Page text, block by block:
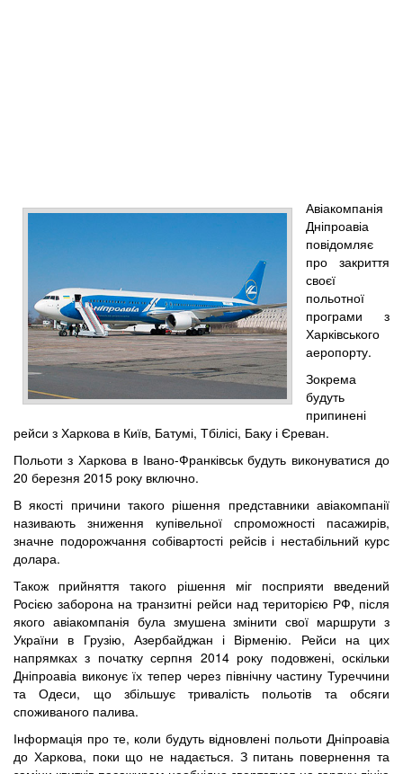
Авіакомпанія
Дніпроавіа
повідомляє
про закриття
своєї
польотної
програми з
Харківського
аеропорту.
Зокрема
будуть
припинені
рейси з Харкова в Київ, Батумі, Тбілісі, Баку і Єреван.
Польоти з Харкова в Івано-Франківськ будуть виконуватися до
20 березня 2015 року включно.
В якості причини такого рішення представники авіакомпанії
називають зниження купівельної спроможності пасажирів,
значне подорожчання собівартості рейсів і нестабільний курс
долара.
Також прийняття такого рішення міг посприяти введений
Росією заборона на транзитні рейси над територією РФ, після
якого авіакомпанія була змушена змінити свої маршрути з
України в Грузію, Азербайджан і Вірменію. Рейси на цих
напрямках з початку серпня 2014 року подовжені, оскільки
Дніпроавіа виконує їх тепер через північну частину Туреччини
та Одеси, що збільшує тривалість польотів та обсяги
споживаного палива.
Інформація про те, коли будуть відновлені польоти Дніпроавіа
до Харкова, поки що не надається. З питань повернення та